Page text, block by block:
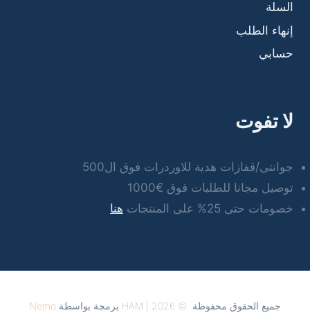
السلة
إنهاء الطلب
حسابي
لا تفوت
جوانتى/قفازات هدية للاوردرات فوق ال500
توصيل مجانا للطلبات فوق €1000
خصومات حتى 25% على المنتجات
هنا
جميع الحقوق محفوظة. © 2026 | HAM برمجة بواسطة Nemo